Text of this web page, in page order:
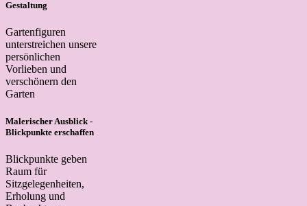
Gestaltung
Gartenfiguren
unterstreichen unsere
persönlichen
Vorlieben und
verschönern den
Garten
Malerischer Ausblick -
Blickpunkte erschaffen
Blickpunkte geben
Raum für
Sitzgelegenheiten,
Erholung und